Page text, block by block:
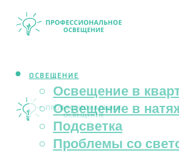
ОСВЕЩЕНИЕ
Освещение в
Освещение в
Подсветка
Проблемы со